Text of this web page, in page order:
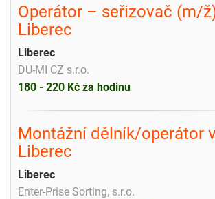
Operátor – seřizovač (m/
Liberec
Liberec
DU-MI CZ s.r.o.
180 - 220 Kč za hodinu
Montážní dělník/operátor
Liberec
Liberec
Enter-Prise Sorting, s.r.o.